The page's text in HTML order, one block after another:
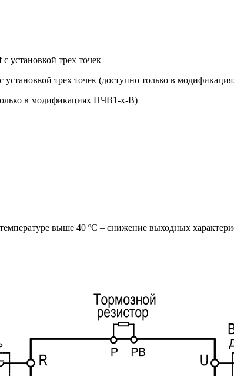
установкой трех точек
установкой трех точек (доступно только в
в модификациях ПЧВ1-х-В)
выше 40 ºС – снижение выходных